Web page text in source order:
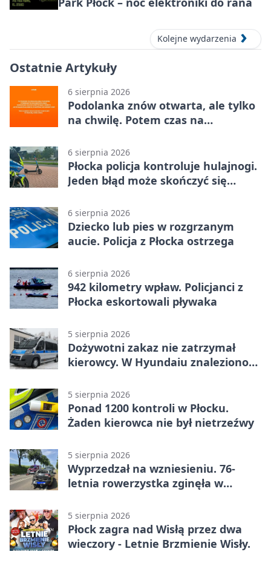
Kolejne wydarzenia
Ostatnie Artykuły
6 sierpnia 2026
Podolanka znów otwarta, ale tylko
na chwilę. Potem czas na
6 sierpnia 2026
Płocka policja kontroluje hulajnogi.
Jeden błąd może skończyć się
6 sierpnia 2026
Dziecko lub pies w rozgrzanym
aucie. Policja z Płocka ostrzega
6 sierpnia 2026
942 kilometry wpław. Policjanci z
Płocka eskortowali pływaka
5 sierpnia 2026
Dożywotni zakaz nie zatrzymał
kierowcy. W Hyundaiu znaleziono
5 sierpnia 2026
Ponad 1200 kontroli w Płocku.
Żaden kierowca nie był nietrzeźwy
5 sierpnia 2026
Wyprzedzał na wzniesieniu. 76-
letnia rowerzystka zginęła w
5 sierpnia 2026
Płock zagra nad Wisłą przez dwa
wieczory - Letnie Brzmienie Wisły.